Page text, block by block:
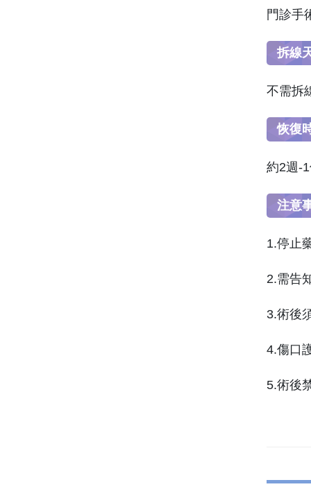
門診手
拆線
不需拆
恢復
約2週-
注意
1.停止
2.需告
3.術後
4.傷口
5.術後